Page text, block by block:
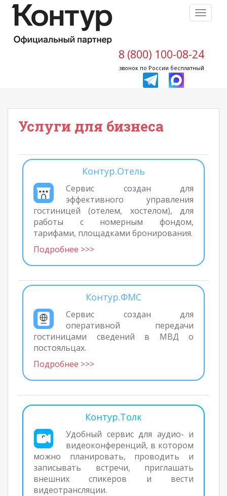
8 (800) 100-08-24
звонок по России бесплатный
Услуги для бизнеса
Контур.Отель
Сервис создан для
эффективного управления
гостиницей (отелем, хостелом), для
работы с номерным фондом,
тарифами, площадками бронирования.
Подробнее >>>
Контур.ФМС
Сервис создан для
оперативной передачи
гостиницами сведений в МВД о
постояльцах.
Подробнее >>>
Контур.Толк
Удобный сервис для аудио- и
видеоконференций, в котором
можно планировать, проводить и
записывать встречи, приглашать
внешних спикеров и вести
видеотрансляции.